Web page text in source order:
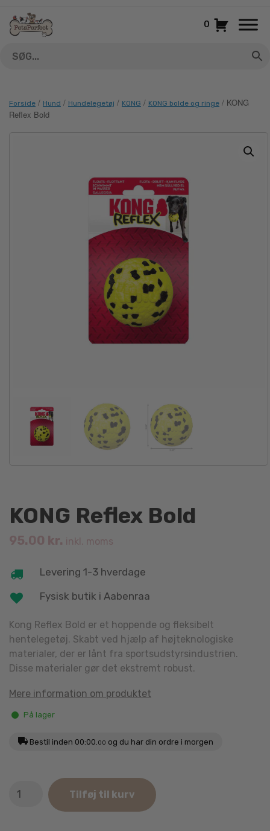
indhold
0
Forside / Hund / Hundelegetøj / KONG / KONG bolde og ringe / KONG
Reflex Bold
KONG Reflex Bold
95.00 kr. inkl. moms
Levering 1-3 hverdage
Fysisk butik i Aabenraa
Kong Reflex Bold er et hoppende og fleksibelt
hentelegetøj. Skabt ved hjælp af højteknologiske
materialer, der er lånt fra sportsudstyrsindustrien.
Disse materialer gør det ekstremt robust.
Mere information om produktet
På lager
Bestil inden 00:00. 00 og du har din ordre i morgen
Reflex
Tilføj til kurv